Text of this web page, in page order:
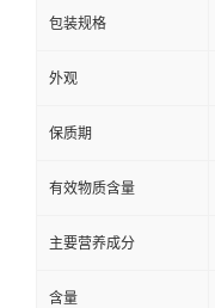
包装规格
外观
保质期
有效物质含量
主要营养成分
含量